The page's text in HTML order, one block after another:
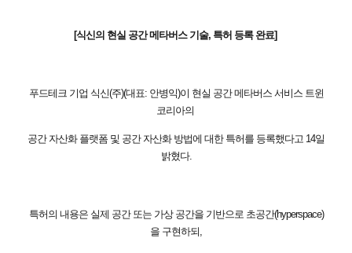
[식신의 현실 공간 메타버스 기술, 특허 등록 완료]
푸드테크 기업 식신(주)(대표: 안병익)이 현실 공간 메타버스 서비스 트윈
코리아의
공간 자산화 플랫폼 및 공간 자산화 방법에 대한 특허를 등록했다고 14일
밝혔다.
특허의 내용은 실제 공간 또는 가상 공간을 기반으로 초공간(hyperspace)
을 구현하되,